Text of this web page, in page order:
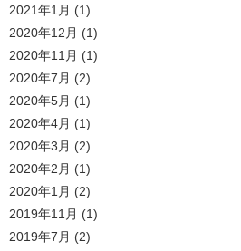
2021年1月 (1)
2020年12月 (1)
2020年11月 (1)
2020年7月 (2)
2020年5月 (1)
2020年4月 (1)
2020年3月 (2)
2020年2月 (1)
2020年1月 (2)
2019年11月 (1)
2019年7月 (2)